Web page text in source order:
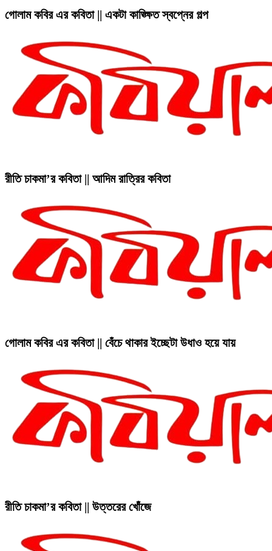
গোলাম কবির এর কবিতা || একটা কাঙ্ক্ষিত স্বপ্নের গল্প
রীতি চাকমা’র কবিতা || আদিম রাত্রির কবিতা
গোলাম কবির এর কবিতা || বেঁচে থাকার ইচ্ছেটা উধাও হয়ে যায়
রীতি চাকমা’র কবিতা || উত্তরের খোঁজে